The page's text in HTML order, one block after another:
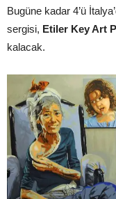
Bugüne kadar 4’ü
sergisi, Etiler Key Art
kalacak.